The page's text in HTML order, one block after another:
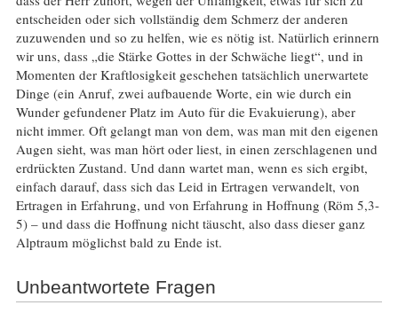
entscheiden oder sich vollständig dem Schmerz der anderen
zuzuwenden und so zu helfen, wie es nötig ist. Natürlich erinnern
wir uns, dass „die Stärke Gottes in der Schwäche liegt“, und in
Momenten der Kraftlosigkeit geschehen tatsächlich unerwartete
Dinge (ein Anruf, zwei aufbauende Worte, ein wie durch ein
Wunder gefundener Platz im Auto für die Evakuierung), aber
nicht immer. Oft gelangt man von dem, was man mit den eigenen
Augen sieht, was man hört oder liest, in einen zerschlagenen und
erdrückten Zustand. Und dann wartet man, wenn es sich ergibt,
einfach darauf, dass sich das Leid in Ertragen verwandelt, von
Ertragen in Erfahrung, und von Erfahrung in Hoffnung (Röm 5,3-
5) – und dass die Hoffnung nicht täuscht, also dass dieser ganz
Alptraum möglichst bald zu Ende ist.
Unbeantwortete Fragen